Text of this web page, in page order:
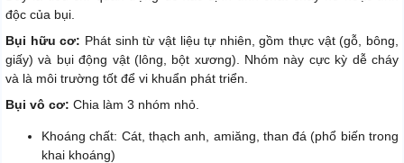
độc của bụi.
Bụi hữu cơ: Phát sinh từ vật liệu tự nhiên, gồm thực vật (gỗ, bông,
giấy) và bụi động vật (lông, bột xương). Nhóm này cực kỳ dễ cháy
và là môi trường tốt để vi khuẩn phát triển.
Bụi vô cơ: Chia làm 3 nhóm nhỏ.
Khoáng chất: Cát, thạch anh, amiăng, than đá (phổ biến trong
khai khoáng)